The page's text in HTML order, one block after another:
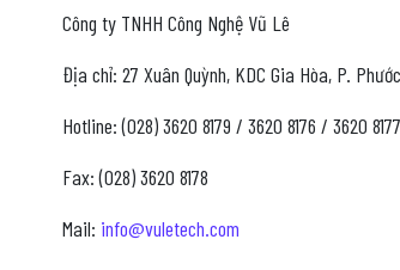
Công ty TNHH Công Nghệ Vũ Lê
Địa chỉ: 27 Xuân Quỳnh, KDC Gia Hòa, P.
Hotline: (028) 3620 8179 / 3620 8176 / 3620 8177
Fax: (028) 3620 8178
Mail: info@vuletech.com